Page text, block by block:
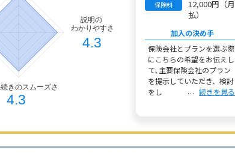
保険料
12,000円（月
払）
加入の決め手
保険会社とプランを選ぶ際
にこちらの希望をお伝えし
て､主要保険会社のプラン
を提示していただき、検討
をし
続きを見る